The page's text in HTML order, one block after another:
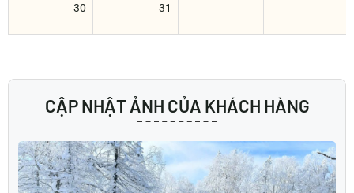
30 31
CẬP NHẬT ẢNH CỦA KHÁCH HÀNG